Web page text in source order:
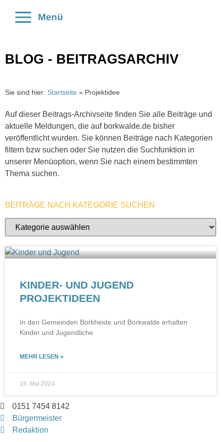
Menü
BLOG - BEITRAGSARCHIV
Sie sind hier: Startseite » Projektidee
Auf dieser Beitrags-Archivseite finden Sie alle Beiträge und
aktuelle Meldungen, die auf borkwalde.de bisher
veröffentlicht wurden. Sie können Beiträge nach Kategorien
filtern bzw suchen oder Sie nutzen die Suchfunktion in
unserer Menüoption, wenn Sie nach einem bestimmten
Thema suchen.
BEITRÄGE NACH KATEGORIE SUCHEN
KINDER- UND JUGEND
PROJEKTIDEEN
In den Gemeinden Borkheide und Borkwalde erhalten
Kinder und Jugendliche
MEHR LESEN »
15. Mai 2024
0151 7454 8142
Bürgermeister
Redaktion